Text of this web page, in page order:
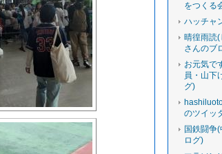
をつくる
ハッチャ
晴徨雨読
さんのブ
お元気で
員・山下
グ)
のツイッ
国鉄闘争
ログ)